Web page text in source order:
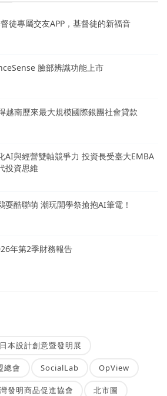
徒專屬交友APP，基督徒的新福音
臉部辨識功能上市
越南歷來最大規模國際銀團社會貸款
AI與經營雙軸競爭力 投資長受臺大EMBA
投資思維
耍酷聯萌 潮玩開學祭搶抱AI筆電！
年第2季財務報告
本設計創意暨發明展
總會 SocialLab OpView
發明商品促進協會 北市圖